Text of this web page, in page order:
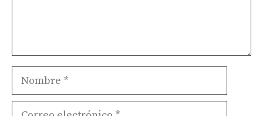
Nombre
Correo